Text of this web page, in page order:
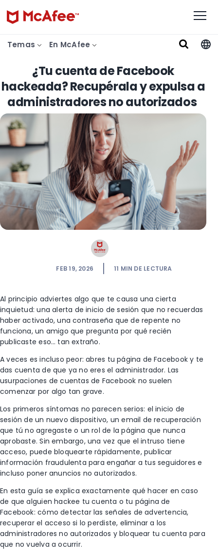
Temas En McAfee
¿Tu cuenta de Facebook
hackeada? Recupérala y expulsa a
administradores no autorizados
FEB 19, 2026 11 MIN DE LECTURA
Al principio adviertes algo que te causa una cierta
inquietud: una alerta de inicio de sesión que no recuerdas
haber activado, una contraseña que de repente no
funciona, un amigo que pregunta por qué recién
publicaste eso… tan extraño.
A veces es incluso peor: abres tu página de Facebook y te
das cuenta de que ya no eres el administrador. Las
usurpaciones de cuentas de Facebook no suelen
comenzar por algo tan grave.
Los primeros síntomas no parecen serios: el inicio de
sesión de un nuevo dispositivo, un email de recuperación
que tú no agregaste o un rol de la página que nunca
aprobaste. Sin embargo, una vez que el intruso tiene
acceso, puede bloquearte rápidamente, publicar
información fraudulenta para engañar a tus seguidores e
incluso poner anuncios no autorizados.
En esta guía se explica exactamente qué hacer en caso
de que alguien hackee tu cuenta o tu página de
Facebook: cómo detectar las señales de advertencia,
recuperar el acceso si lo perdiste, eliminar a los
administradores no autorizados y bloquear tu cuenta para
que no vuelva a ocurrir.